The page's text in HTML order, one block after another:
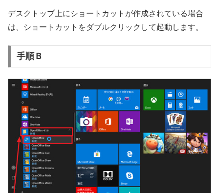
デスクトップ上にショートカットが作成されている場合
は、ショートカットをダブルクリックして起動します。
手順Ｂ